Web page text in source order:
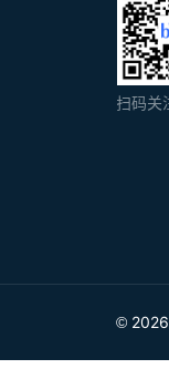
扫码关
© 2026